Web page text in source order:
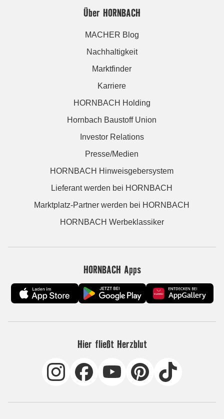
Über HORNBACH
MACHER Blog
Nachhaltigkeit
Marktfinder
Karriere
HORNBACH Holding
Hornbach Baustoff Union
Investor Relations
Presse/Medien
HORNBACH Hinweisgebersystem
Lieferant werden bei HORNBACH
Marktplatz-Partner werden bei HORNBACH
HORNBACH Werbeklassiker
HORNBACH Apps
Hier fließt Herzblut